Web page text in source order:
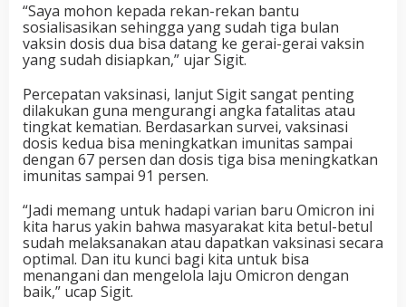
“Saya mohon kepada rekan-rekan bantu
sosialisasikan sehingga yang sudah tiga bulan
vaksin dosis dua bisa datang ke gerai-gerai vaksin
yang sudah disiapkan,” ujar Sigit.
Percepatan vaksinasi, lanjut Sigit sangat penting
dilakukan guna mengurangi angka fatalitas atau
tingkat kematian. Berdasarkan survei, vaksinasi
dosis kedua bisa meningkatkan imunitas sampai
dengan 67 persen dan dosis tiga bisa meningkatkan
imunitas sampai 91 persen.
“Jadi memang untuk hadapi varian baru Omicron ini
kita harus yakin bahwa masyarakat kita betul-betul
sudah melaksanakan atau dapatkan vaksinasi secara
optimal. Dan itu kunci bagi kita untuk bisa
menangani dan mengelola laju Omicron dengan
baik,” ucap Sigit.